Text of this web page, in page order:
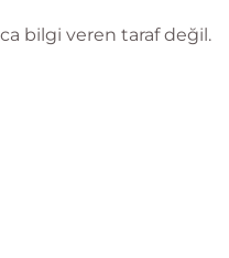
bilgi veren taraf değil.